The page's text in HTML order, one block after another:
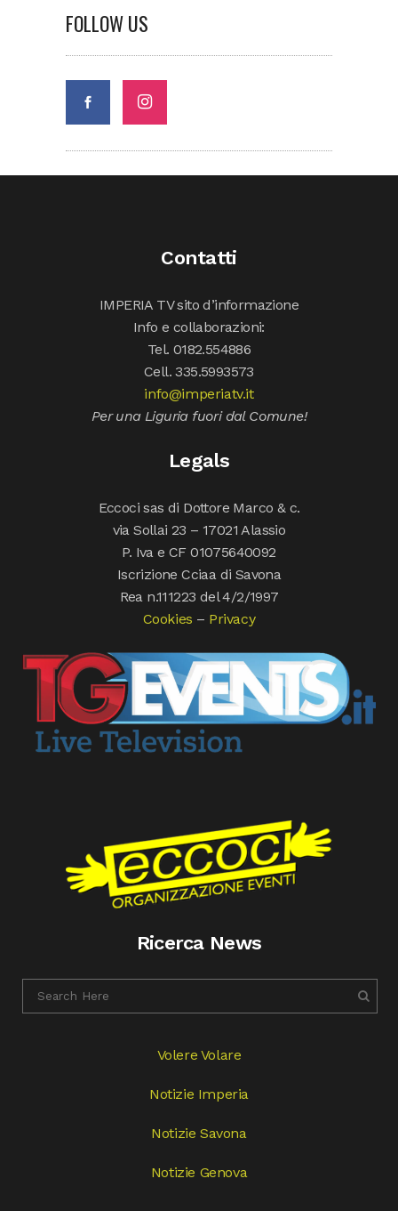
FOLLOW US
Contatti
IMPERIA TV sito d’informazione
Info e collaborazioni:
Tel. 0182.554886
Cell. 335.5993573
info@imperiatv.it
Per una Liguria fuori dal Comune!
Legals
Eccoci sas di Dottore Marco & c.
via Sollai 23 – 17021 Alassio
P. Iva e CF 01075640092
Iscrizione Cciaa di Savona
Rea n.111223 del 4/2/1997
Cookies – Privacy
Ricerca News
Volere Volare
Notizie Imperia
Notizie Savona
Notizie Genova